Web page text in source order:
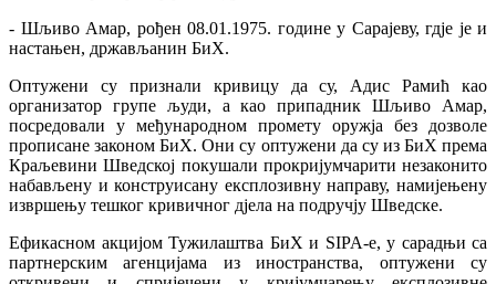
- Шљиво Амар, рођен 08.01.1975. године у Сарајеву, гдје је и
настањен, држављанин БиХ.
Оптужени су признали кривицу да су, Адис Рамић као
организатор групе људи, а као припадник Шљиво Амар,
посредовали у међународном промету оружја без дозволе
прописане законом БиХ. Они су оптужени да су из БиХ према
Краљевини Шведској покушали прокријумчарити незаконито
набављену и конструисану експлозивну направу, намијењену
извршењу тешког кривичног дјела на подручју Шведске.
Ефикасном акцијом Тужилаштва БиХ и SIPA-е, у сарадњи са
партнерским агенцијама из иностранства, оптужени су